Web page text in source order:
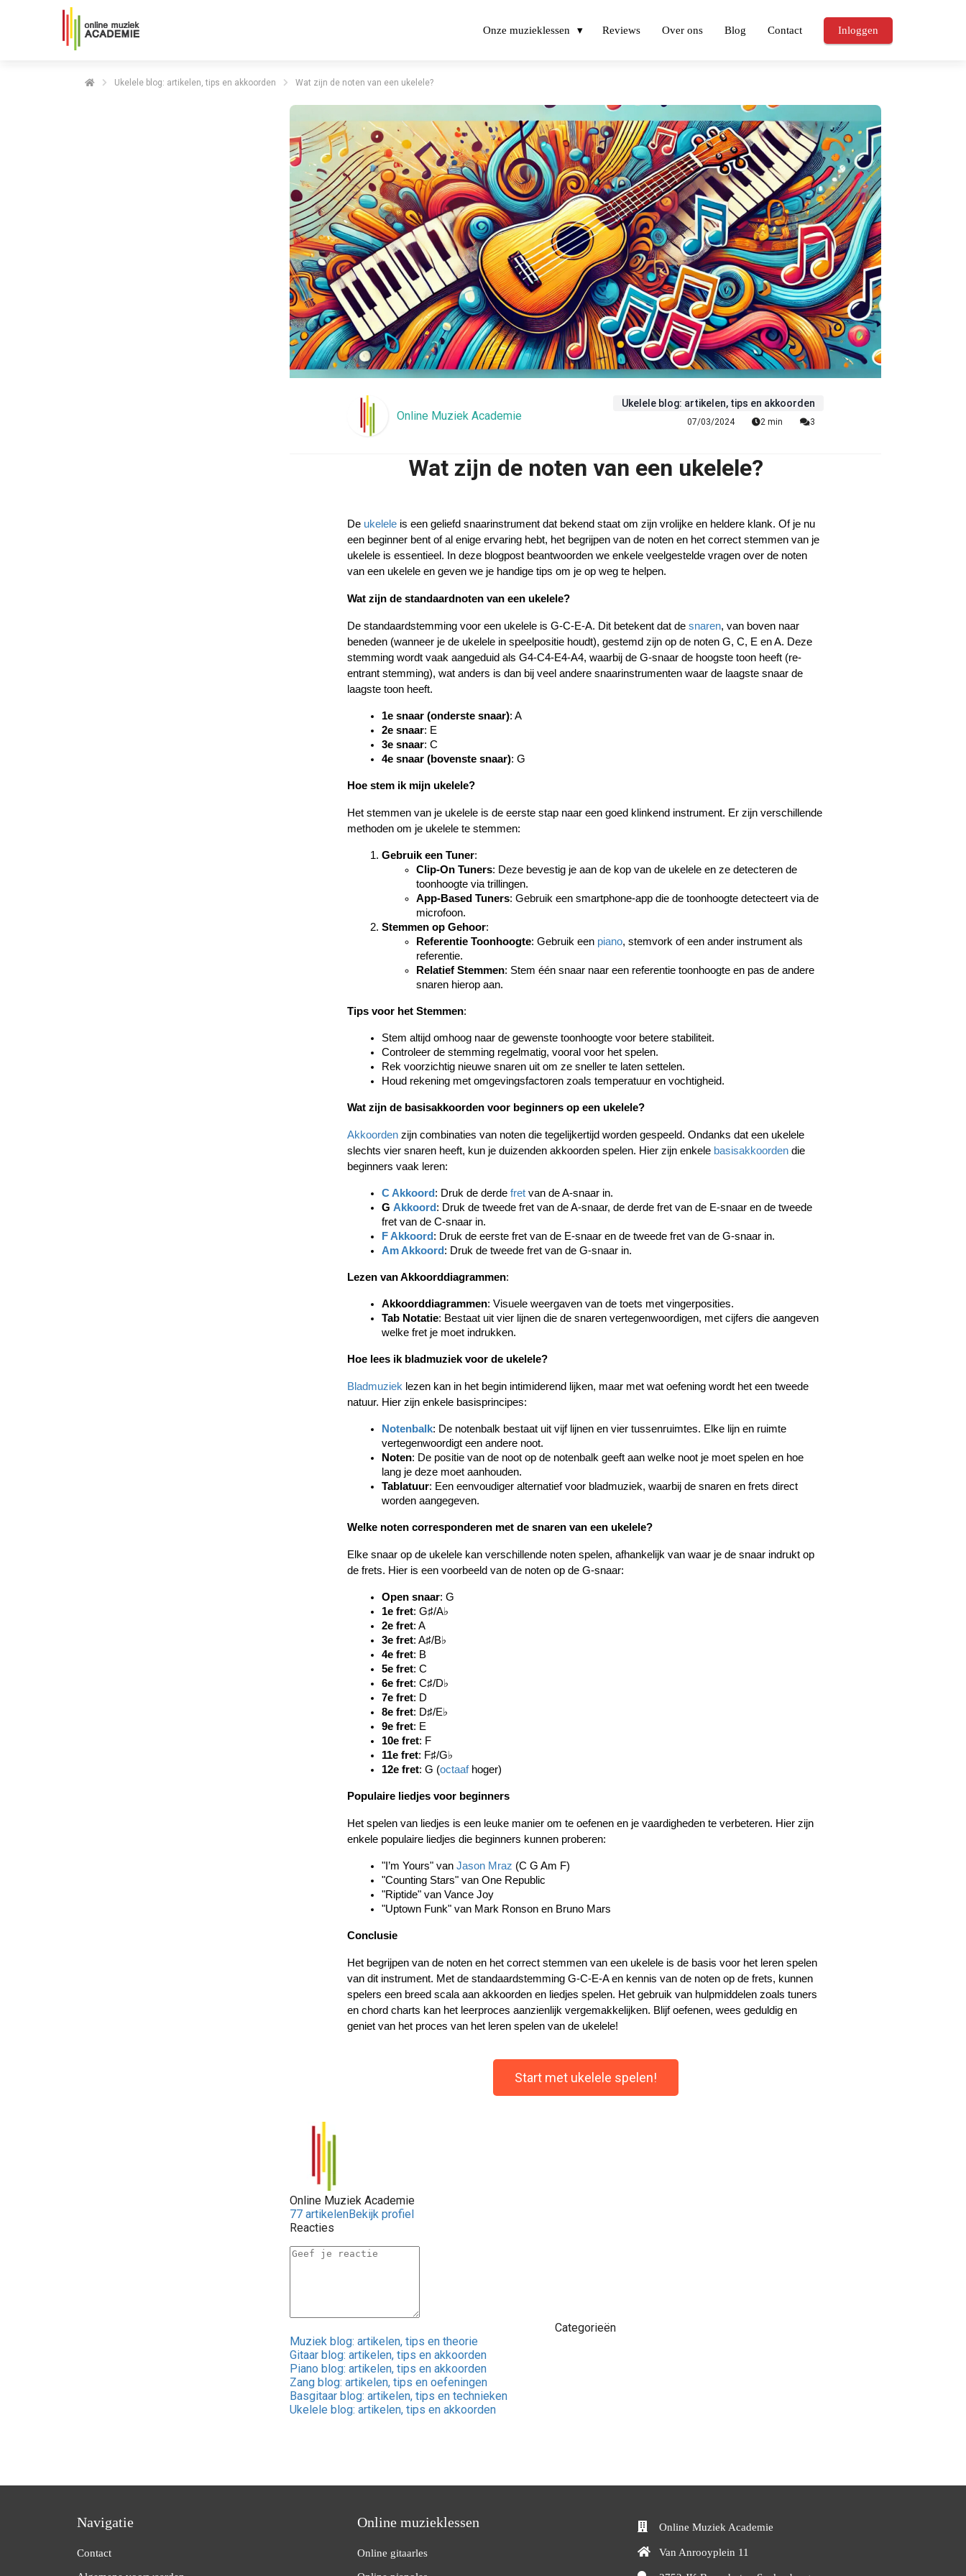
Onze muzieklessen Reviews Over ons Blog Contact Inloggen
Ukelele blog: artikelen, tips en akkoorden Wat zijn de noten van een ukelele?
Online Muziek Academie
Ukelele blog: artikelen, tips en akkoorden
07/03/2024 2 min 3
Wat zijn de noten van een ukelele?
De ukelele is een geliefd snaarinstrument dat bekend staat om zijn vrolijke en heldere klank. Of je nu
een beginner bent of al enige ervaring hebt, het begrijpen van de noten en het correct stemmen van je
ukelele is essentieel. In deze blogpost beantwoorden we enkele veelgestelde vragen over de noten
van een ukelele en geven we je handige tips om je op weg te helpen.
Wat zijn de standaardnoten van een ukelele?
De standaardstemming voor een ukelele is G-C-E-A. Dit betekent dat de snaren, van boven naar
beneden (wanneer je de ukelele in speelpositie houdt), gestemd zijn op de noten G, C, E en A. Deze
stemming wordt vaak aangeduid als G4-C4-E4-A4, waarbij de G-snaar de hoogste toon heeft (re-
entrant stemming), wat anders is dan bij veel andere snaarinstrumenten waar de laagste snaar de
laagste toon heeft.
1e snaar (onderste snaar): A
2e snaar: E
3e snaar: C
4e snaar (bovenste snaar): G
Hoe stem ik mijn ukelele?
Het stemmen van je ukelele is de eerste stap naar een goed klinkend instrument. Er zijn verschillende
methoden om je ukelele te stemmen:
Gebruik een Tuner:
Clip-On Tuners: Deze bevestig je aan de kop van de ukelele en ze detecteren de
toonhoogte via trillingen.
App-Based Tuners: Gebruik een smartphone-app die de toonhoogte detecteert via de
microfoon.
Stemmen op Gehoor:
Referentie Toonhoogte: Gebruik een piano, stemvork of een ander instrument als
referentie.
Relatief Stemmen: Stem één snaar naar een referentie toonhoogte en pas de andere
snaren hierop aan.
Tips voor het Stemmen:
Stem altijd omhoog naar de gewenste toonhoogte voor betere stabiliteit.
Controleer de stemming regelmatig, vooral voor het spelen.
Rek voorzichtig nieuwe snaren uit om ze sneller te laten settelen.
Houd rekening met omgevingsfactoren zoals temperatuur en vochtigheid.
Wat zijn de basisakkoorden voor beginners op een ukelele?
Akkoorden zijn combinaties van noten die tegelijkertijd worden gespeeld. Ondanks dat een ukelele
slechts vier snaren heeft, kun je duizenden akkoorden spelen. Hier zijn enkele basisakkoorden die
beginners vaak leren:
C Akkoord : Druk de derde fret van de A-snaar in.
G Akkoord : Druk de tweede fret van de A-snaar, de derde fret van de E-snaar en de tweede
fret van de C-snaar in.
F Akkoord : Druk de eerste fret van de E-snaar en de tweede fret van de G-snaar in.
Am Akkoord : Druk de tweede fret van de G-snaar in.
Lezen van Akkoorddiagrammen:
Akkoorddiagrammen: Visuele weergaven van de toets met vingerposities.
Tab Notatie: Bestaat uit vier lijnen die de snaren vertegenwoordigen, met cijfers die aangeven
welke fret je moet indrukken.
Hoe lees ik bladmuziek voor de ukelele?
Bladmuziek lezen kan in het begin intimiderend lijken, maar met wat oefening wordt het een tweede
natuur. Hier zijn enkele basisprincipes:
Notenbalk: De notenbalk bestaat uit vijf lijnen en vier tussenruimtes. Elke lijn en ruimte
vertegenwoordigt een andere noot.
Noten: De positie van de noot op de notenbalk geeft aan welke noot je moet spelen en hoe
lang je deze moet aanhouden.
Tablatuur: Een eenvoudiger alternatief voor bladmuziek, waarbij de snaren en frets direct
worden aangegeven.
Welke noten corresponderen met de snaren van een ukelele?
Elke snaar op de ukelele kan verschillende noten spelen, afhankelijk van waar je de snaar indrukt op
de frets. Hier is een voorbeeld van de noten op de G-snaar:
Open snaar: G
1e fret: G♯/A♭
2e fret: A
3e fret: A♯/B♭
4e fret: B
5e fret: C
6e fret: C♯/D♭
7e fret: D
8e fret: D♯/E♭
9e fret: E
10e fret: F
11e fret: F♯/G♭
12e fret: G (octaaf hoger)
Populaire liedjes voor beginners
Het spelen van liedjes is een leuke manier om te oefenen en je vaardigheden te verbeteren. Hier zijn
enkele populaire liedjes die beginners kunnen proberen:
"I’m Yours" van Jason Mraz (C G Am F)
"Counting Stars" van One Republic
"Riptide" van Vance Joy
"Uptown Funk" van Mark Ronson en Bruno Mars
Conclusie
Het begrijpen van de noten en het correct stemmen van een ukelele is de basis voor het leren spelen
van dit instrument. Met de standaardstemming G-C-E-A en kennis van de noten op de frets, kunnen
spelers een breed scala aan akkoorden en liedjes spelen. Het gebruik van hulpmiddelen zoals tuners
en chord charts kan het leerproces aanzienlijk vergemakkelijken. Blijf oefenen, wees geduldig en
geniet van het proces van het leren spelen van de ukelele!
Start met ukelele spelen!
Online Muziek Academie
77 artikelenBekijk profiel
Reacties
Categorieën
Muziek blog: artikelen, tips en theorie
Gitaar blog: artikelen, tips en akkoorden
Piano blog: artikelen, tips en akkoorden
Zang blog: artikelen, tips en oefeningen
Basgitaar blog: artikelen, tips en technieken
Ukelele blog: artikelen, tips en akkoorden
Navigatie
Contact
Online muzieklessen
Online gitaarles
Online Muziek Academie
Van Anrooyplein 11